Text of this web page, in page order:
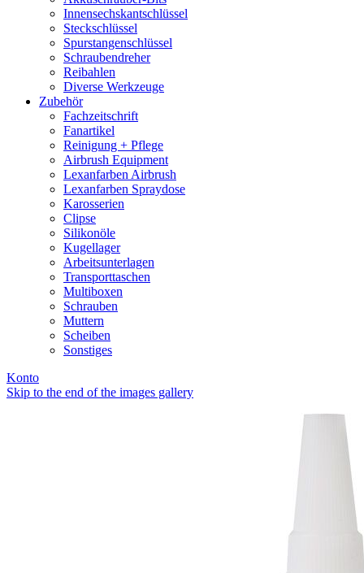
Innensechskantschlüssel
Steckschlüssel
Spurstangenschlüssel
Schraubendreher
Reibahlen
Diverse Werkzeuge
Zubehör
Fachzeitschrift
Fanartikel
Reinigung + Pflege
Airbrush Equipment
Lexanfarben Airbrush
Lexanfarben Spraydose
Karosserien
Clipse
Silikonöle
Kugellager
Arbeitsunterlagen
Transporttaschen
Multiboxen
Schrauben
Muttern
Scheiben
Sonstiges
Konto
Skip to the end of the images gallery